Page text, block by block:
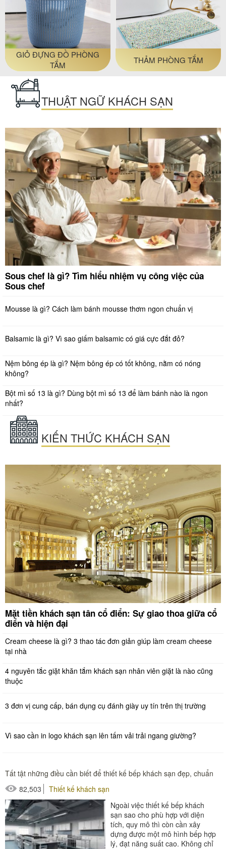
GIỎ ĐỰNG ĐỒ PHÒNG
TẮM
THẢM PHÒNG TẮM
THUẬT NGỮ KHÁCH SẠN
Sous chef là gì? Tìm hiểu nhiệm vụ công việc của
Sous chef
Mousse là gì? Cách làm bánh mousse thơm ngon chuẩn vị
Balsamic là gì? Vì sao giấm balsamic có giá cực đắt đỏ?
Nệm bông ép là gì? Nệm bông ép có tốt không, nằm có nóng
không?
Bột mì số 13 là gì? Dùng bột mì số 13 để làm bánh nào là ngon
nhất?
KIẾN THỨC KHÁCH SẠN
Mặt tiền khách sạn tân cổ điển: Sự giao thoa giữa cổ
điển và hiện đại
Cream cheese là gì? 3 thao tác đơn giản giúp làm cream cheese
tại nhà
4 nguyên tắc giặt khăn tắm khách sạn nhân viên giặt là nào cũng
thuộc
3 đơn vị cung cấp, bán dụng cụ đánh giày uy tín trên thị trường
Vì sao cần in logo khách sạn lên tấm vải trải ngang giường?
Tất tật những điều cần biết để thiết kế bếp khách sạn đẹp, chuẩn
82,503
Thiết kế khách sạn
Ngoài việc thiết kế bếp khách
sạn sao cho phù hợp với diện
tích, quy mô thì còn cần xây
dựng được một mô hình bếp hợp
lý, đạt năng suất cao. Không chỉ